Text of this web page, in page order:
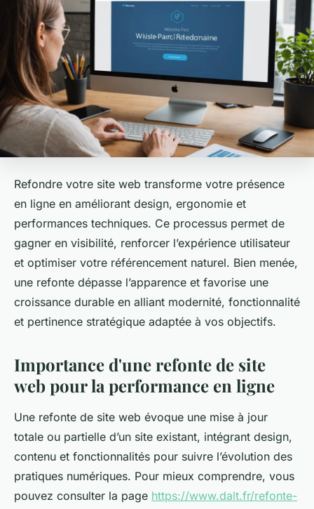
Refondre votre site web transforme votre présence
en ligne en améliorant design, ergonomie et
performances techniques. Ce processus permet de
gagner en visibilité, renforcer l’expérience utilisateur
et optimiser votre référencement naturel. Bien menée,
une refonte dépasse l’apparence et favorise une
croissance durable en alliant modernité, fonctionnalité
et pertinence stratégique adaptée à vos objectifs.
Importance d'une refonte de site
web pour la performance en ligne
Une refonte de site web évoque une mise à jour
totale ou partielle d’un site existant, intégrant design,
contenu et fonctionnalités pour suivre l’évolution des
pratiques numériques. Pour mieux comprendre, vous
pouvez consulter la page https://www.dalt.fr/refonte-